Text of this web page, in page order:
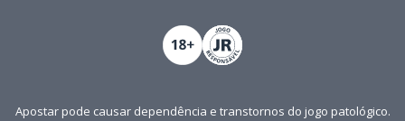
Apostar pode causar dependência e transtornos do jogo patológico.